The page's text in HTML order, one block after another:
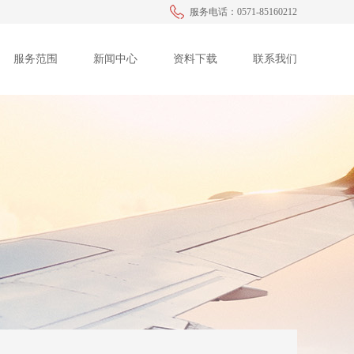
服务电话：0571-85160212
服务范围 新闻中心 资料下载 联系我们